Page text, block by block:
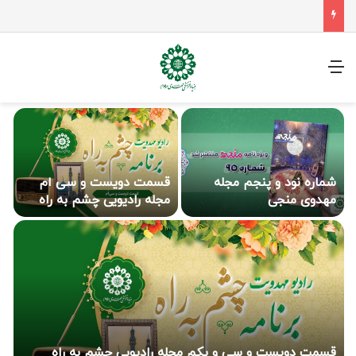
منو
شماره نود و پنجم مجله
مهدوی منجی
قسمت دویست و سی ام
مجله رادیویی چشم به راه